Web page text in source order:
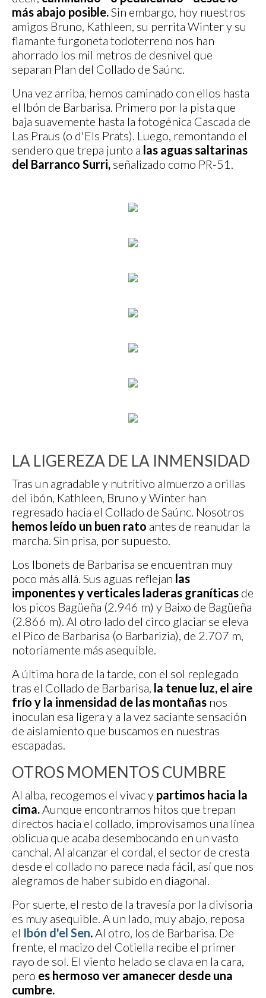
más abajo posible.Sin embargo, hoy nuestros
amigos Bruno, Kathleen, su perrita Winter y su
flamante furgoneta todoterreno nos han
ahorrado los mil metros de desnivel que
separan Plan del Collado de Saúnc.
Una vez arriba, hemos caminado con ellos hasta
el Ibón de Barbarisa. Primero por la pista que
baja suavemente hasta la fotogénica Cascada de
Las Praus (o d'Els Prats). Luego, remontando el
sendero que trepa junto a las aguas saltarinas
del Barranco Surri, señalizado como PR-51.
LA LIGEREZA DE LA INMENSIDAD
Tras un agradable y nutritivo almuerzo a orillas
del ibón, Kathleen, Bruno y Winter han
regresado hacia el Collado de Saúnc. Nosotros
hemos leído un buen rato antes de reanudar la
marcha. Sin prisa, por supuesto.
Los Ibonets de Barbarisa se encuentran muy
poco más allá. Sus aguas reflejan las
imponentes y verticales laderas graníticas de
los picos Bagüeña (2.946 m) y Baixo de Bagüeña
(2.866 m). Al otro lado del circo glaciar se eleva
el Pico de Barbarisa (o Barbarizia), de 2.707 m,
notoriamente más asequible.
A última hora de la tarde, con el sol replegado
tras el Collado de Barbarisa, la tenue luz, el aire
frío y la inmensidad de las montañas nos
inoculan esa ligera y a la vez saciante sensación
de aislamiento que buscamos en nuestras
escapadas.
OTROS MOMENTOS CUMBRE
Al alba, recogemos el vivac y partimos hacia la
cima.Aunque encontramos hitos que trepan
directos hacia el collado, improvisamos una línea
oblicua que acaba desembocando en un vasto
canchal. Al alcanzar el cordal, el sector de cresta
desde el collado no parece nada fácil, así que nos
alegramos de haber subido en diagonal.
Por suerte, el resto de la travesía por la divisoria
es muy asequible. A un lado, muy abajo, reposa
el Ibón d'el Sen.Al otro, los de Barbarisa. De
frente, el macizo del Cotiella recibe el primer
rayo de sol. El viento helado se clava en la cara,
pero es hermoso ver amanecer desde una
cumbre.